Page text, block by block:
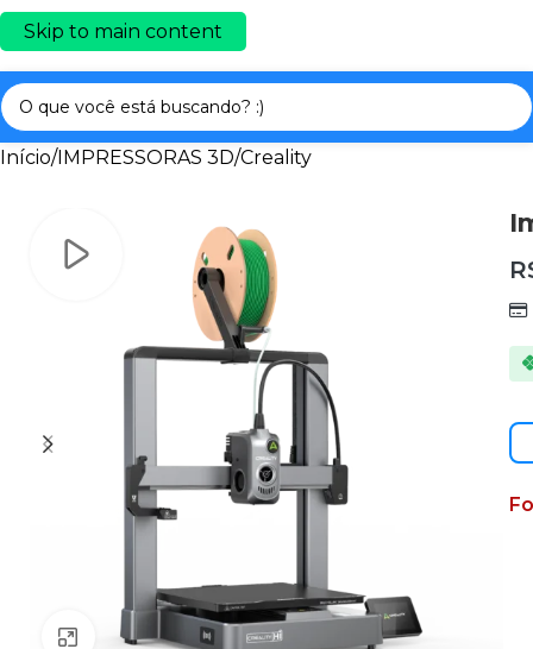
Skip to main content
Início/IMPRESSORAS 3D/Creality
Clique para ampliar